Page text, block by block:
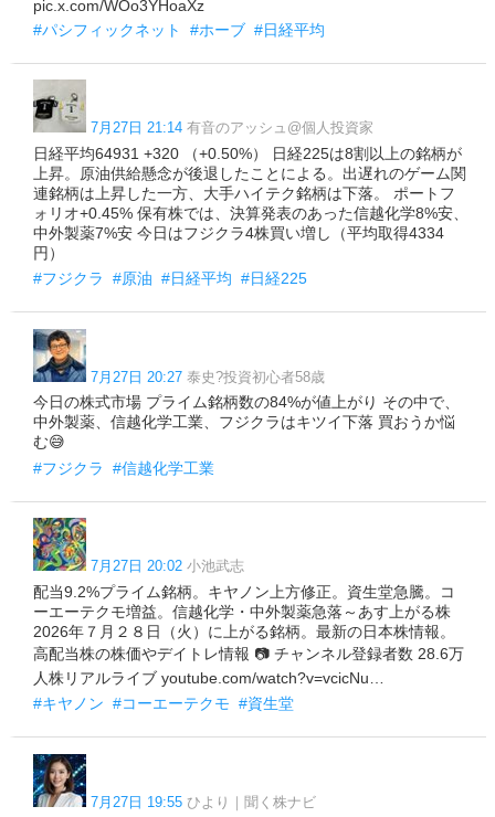
pic.x.com/WOo3YHoaXz
#パシフィックネット
#ホーブ #日経平均
7月27日 21:14 有音のアッシュ@個人投資家
日経平均64931 +320 （+0.50%） 日経225は8割以上の銘柄が
上昇。原油供給懸念が後退したことによる。出遅れのゲーム関
連銘柄は上昇した一方、大手ハイテク銘柄は下落。 ポートフ
ォリオ+0.45% 保有株では、決算発表のあった信越化学8%安、
中外製薬7%安 今日はフジクラ4株買い増し（平均取得4334
円）
#フジクラ
#原油 #日経平均 #日経225
7月27日 20:27 泰史?投資初心者58歳
今日の株式市場 プライム銘柄数の84%が値上がり その中で、
中外製薬、信越化学工業、フジクラはキツイ下落 買おうか悩
む😅
#フジクラ
#信越化学工業
7月27日 20:02 小池武志
配当9.2%プライム銘柄。キヤノン上方修正。資生堂急騰。コ
ーエーテクモ増益。信越化学・中外製薬急落～あす上がる株
2026年７月２８日（火）に上がる銘柄。最新の日本株情報。
高配当株の株価やデイトレ情報 📷 チャンネル登録者数 28.6万
人株リアルライブ youtube.com/watch?v=vcicNu…
#キヤノン #コーエーテクモ #資生堂
7月27日 19:55 ひより｜聞く株ナビ